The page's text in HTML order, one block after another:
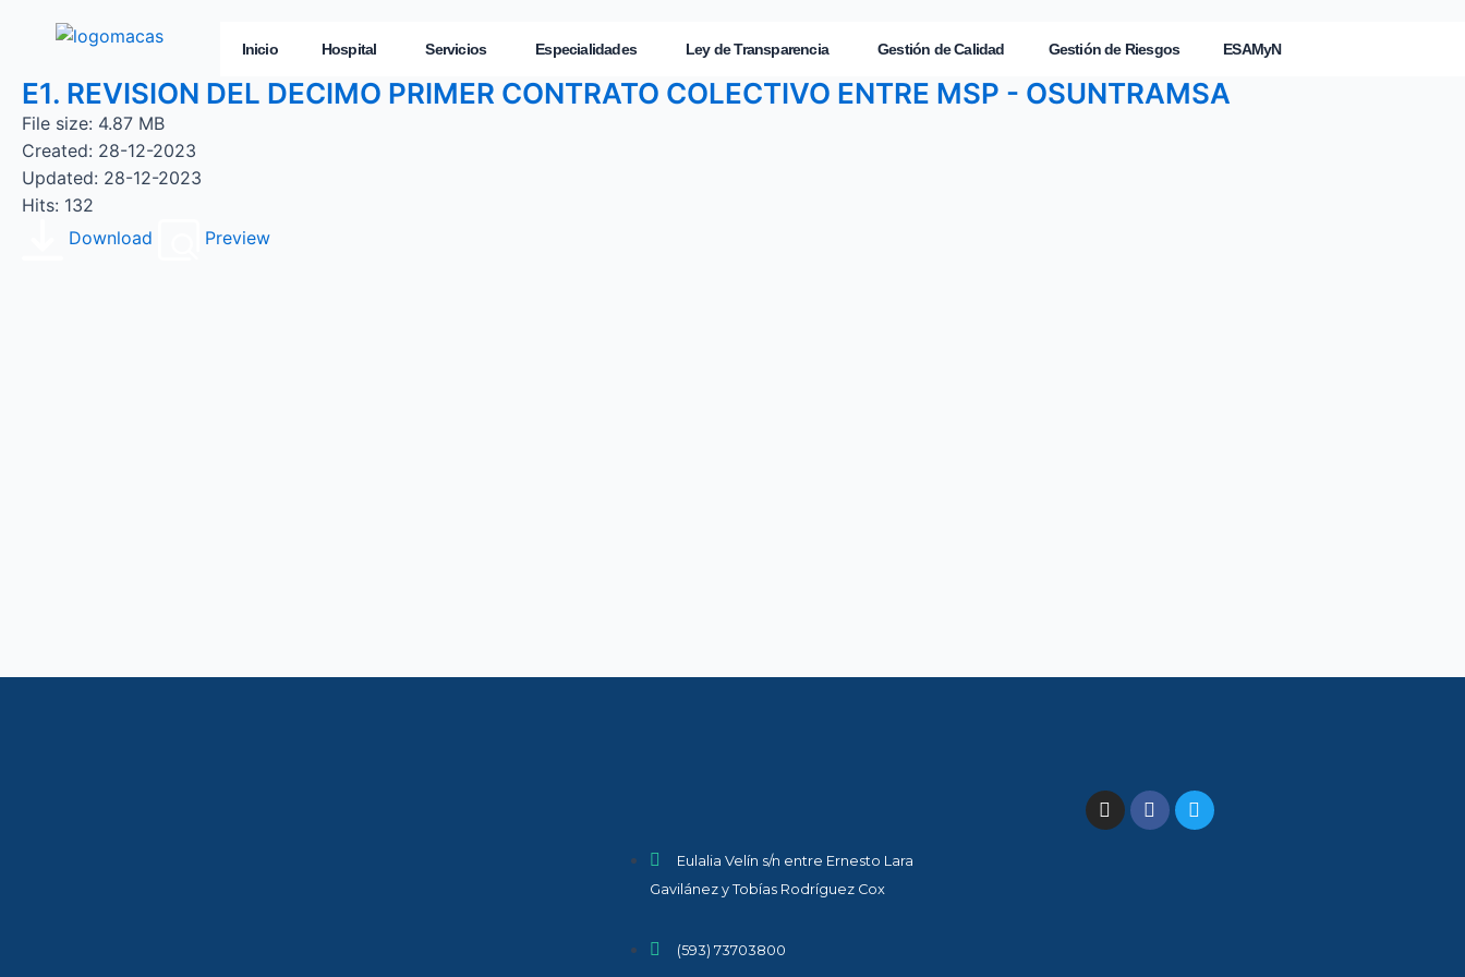
Inicio Hospital Servicios Especialidades Ley de Transparencia Gestión de Calidad Gestión de Riesgos ESAMyN
E1. REVISION DEL DECIMO PRIMER CONTRATO COLECTIVO ENTRE MSP - OSUNTRAMSA
File size: 4.87 MB
Created: 28-12-2023
Updated: 28-12-2023
Hits: 132
Download
Preview
Eulalia Velín s/n entre Ernesto Lara
Gavilánez y Tobías Rodríguez Cox
(593) 73703800​